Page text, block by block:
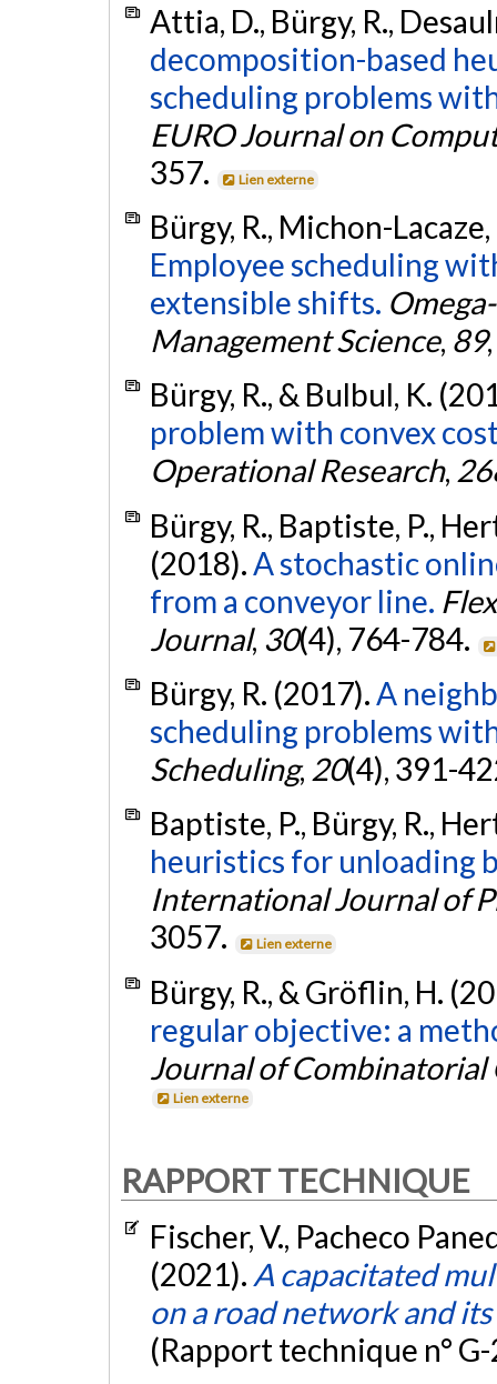
Attia, D., Bürgy, R.,
decomposition-based
scheduling problems
EURO Journal on
357.
Lien externe
Bürgy, R., Michon-
Employee scheduling
extensible shifts.
Management Science, 89
Bürgy, R., & Bulbul, K.
problem with convex
Operational Research,
Bürgy, R., Baptiste, P.,
(2018). A stochastic
from a conveyor line.
Journal, 30(4), 764-784.
Bürgy, R. (2017).A
scheduling problems
Scheduling, 20(4), 391-
Baptiste, P., Bürgy, R.,
heuristics for unloading
International Journal of
3057.
Lien externe
Bürgy, R., & Gröflin, H.
regular objective: a
Journal of
Lien externe
RAPPORT TECHNIQUE
Fischer, V., Pacheco
(2021). A capacitated
on a road network and
(Rapport technique n°